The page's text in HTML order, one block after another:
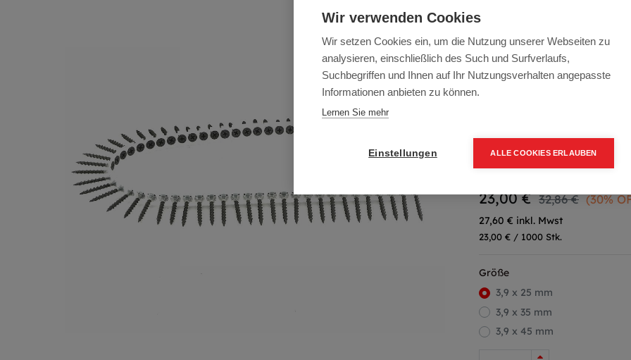
PH2
Artikelnummer: MSS5-PHG-3925
Packung (1.000 Stück)
23,00€ 32,86€ (30%
27,60 € inkl. Mwst
23,00 € / 1000 Stk.
Größe
3,9 x 25 mm
3,9 x 35 mm
3,9 x 45 mm
Wir verwenden Cookies
Wir setzen Cookies ein, um die Nutzung unserer Webseiten zu
analysieren, einschließlich des Such und Surfverlaufs,
Suchbegriffen und Ihnen auf Ihr Nutzungsverhalten angepasste
Informationen anbieten zu können.
Lernen Sie mehr
Einstellungen ALLE COOKIES ERLAUBEN